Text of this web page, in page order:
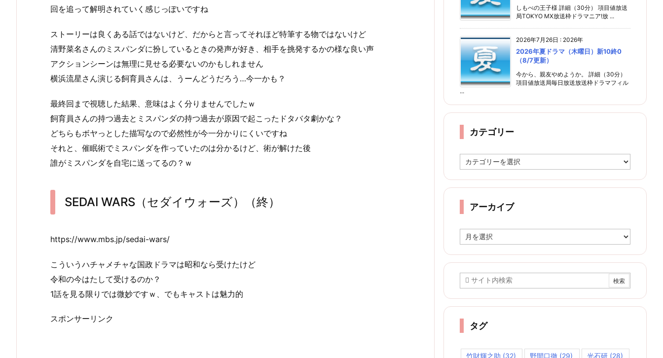
回を追って解明されていく感じっぽいですね
ストーリーは良くある話ではないけど、だからと言ってそれほど特筆する物ではないけど
清野菜名さんのミスパンダに扮しているときの発声が好き、相手を挑発するかの様な良い声
アクションシーンは無理に見せる必要ないのかもしれません
横浜流星さん演じる飼育員さんは、うーんどうだろう…今一かも？
最終回まで視聴した結果、意味はよく分りませんでしたｗ
飼育員さんの持つ過去とミスパンダの持つ過去が原因で起こったドタバタ劇かな？
どちらもボヤっとした描写なので必然性が今一分かりにくいですね
それと、催眠術でミスパンダを作っていたのは分かるけど、術が解けた後
誰がミスパンダを自宅に送ってるの？ｗ
SEDAI WARS（セダイウォーズ）（終）
https://www.mbs.jp/sedai-wars/
こういうハチャメチャな国政ドラマは昭和なら受けたけど
令和の今はたして受けるのか？
1話を見る限りでは微妙ですｗ、でもキャストは魅力的
スポンサーリンク
しもべの王子様 詳細（30分） 項目値放送
局TOKYO MX放送枠ドラマニア!放 ...
2026年7月26日 : 2026年
2026年夏ドラマ（木曜日）新10終0
（8/7更新）
今から、親友やめようか。 詳細（30分）
項目値放送局毎日放送放送枠ドラマフィル
...
カテゴリー
テ
リ
アーカイブ
ー
イ
タグ
竹財輝之助 (32) 野間口徹 (29) 光石研(28)